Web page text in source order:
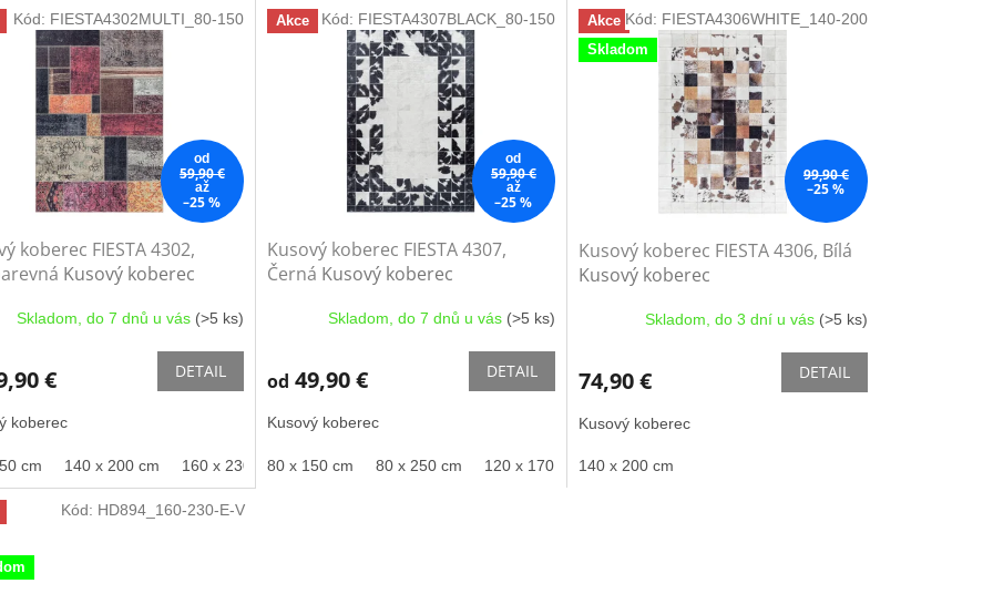
od
59,90 €
až
–25 %
koberec FIESTA 4302,
Kusový koberec
Skladom, do 7 dnů u vás (>5 ks)
€ DETAIL
koberec
cm 140 x 200 cm 160 x 230 cm
Kód: FIESTA4302MULTI_80-150 Akce
od
59,90 €
až
–25 %
Kusový koberec FIESTA 4307,
Černá Kusový koberec
Skladom, do 7 dnů u vás (>5 ks)
od 49,90 € DETAIL
Kusový koberec
80 x 150 cm 80 x 250 cm 120 x 170 cm 140 x 200 cm
Kód: FIESTA4307BLACK_80-150
Akce
Skladom
99,90 €
–25 %
Kusový koberec FIESTA 4306, Bílá
Kusový koberec
Skladom, do 3 dní u vás (>5 ks)
74,90 € DETAIL
Kusový koberec
140 x 200 cm
Kód: FIESTA4306WHITE_140-200
Kód: HD894_160-230-E-V